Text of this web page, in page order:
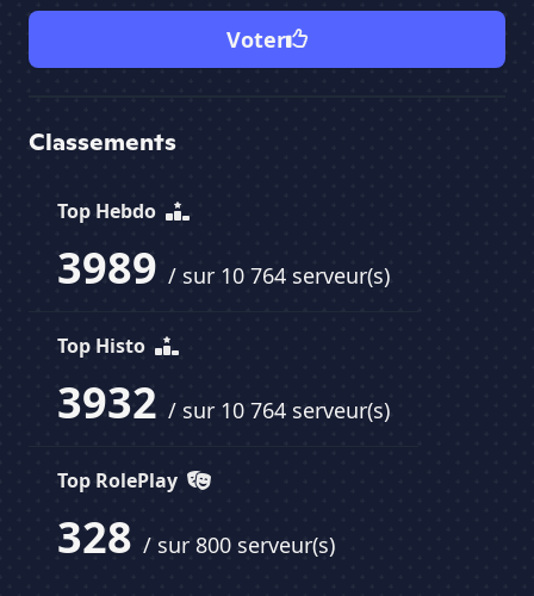
Voter
Classements
Top Hebdo
3989 / sur 10 764 serveur(s)
Top Histo
3932 / sur 10 764 serveur(s)
Top RolePlay
328 / sur 800 serveur(s)